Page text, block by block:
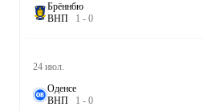
Брённбю
ВНП 1 - 0
24 июл.
Оденсе
ВНП 1 - 0